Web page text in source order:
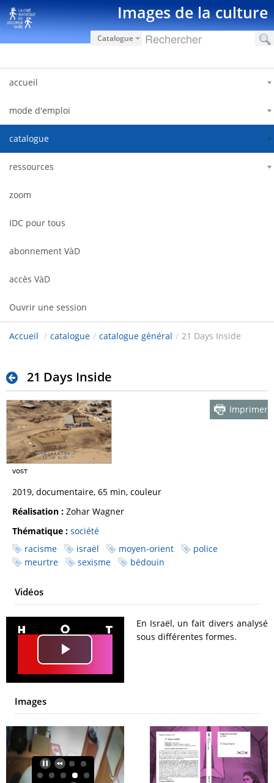
Saut au contenu Images de la culture
Catalogue
accueil
mode d'emploi
catalogue
ressources
zoom
IDC pour tous
abonnement VàD
accès VàD
Ouvrir une session
Accueil / catalogue / catalogue général / 21 Days Inside
21 Days Inside
Imprimer
2019, documentaire, 65 min, couleur
Réalisation : Zohar Wagner
Thématique : société
racisme
israël moyen-orient
police
meurtre
sexisme bédouin
Vidéos
Play
Video
En Israël, un fait divers analysé
sous différentes formes.
Images